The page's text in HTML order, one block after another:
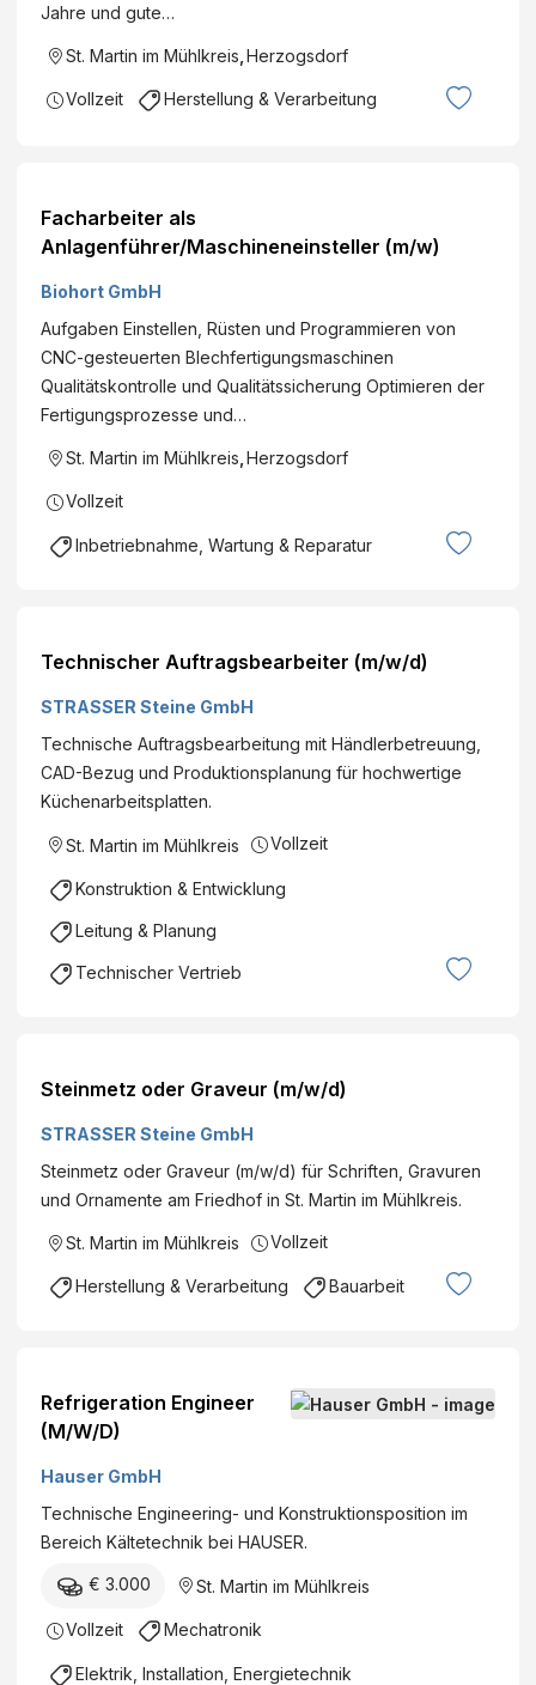
Jahre und gute…
St. Martin im Mühlkreis Herzogsdorf
Vollzeit Herstellung & Verarbeitung
Facharbeiter als
Anlagenführer/Maschineneinsteller (m/w)
Biohort GmbH
Aufgaben Einstellen, Rüsten und Programmieren von
CNC-gesteuerten Blechfertigungsmaschinen
Qualitätskontrolle und Qualitätssicherung Optimieren der
Fertigungsprozesse und…
St. Martin im Mühlkreis Herzogsdorf
Vollzeit
Inbetriebnahme, Wartung & Reparatur
Technischer Auftragsbearbeiter (m/w/d)
STRASSER Steine GmbH
Technische Auftragsbearbeitung mit Händlerbetreuung,
CAD-Bezug und Produktionsplanung für hochwertige
Küchenarbeitsplatten.
St. Martin im Mühlkreis Vollzeit
Konstruktion & Entwicklung
Leitung & Planung
Technischer Vertrieb
Steinmetz oder Graveur (m/w/d)
STRASSER Steine GmbH
Steinmetz oder Graveur (m/w/d) für Schriften, Gravuren
und Ornamente am Friedhof in St. Martin im Mühlkreis.
St. Martin im Mühlkreis Vollzeit
Herstellung & Verarbeitung Bauarbeit
Refrigeration Engineer
(M/W/D)
Hauser GmbH
Technische Engineering- und Konstruktionsposition im
Bereich Kältetechnik bei HAUSER.
€ 3.000 St. Martin im Mühlkreis
Vollzeit Mechatronik
Elektrik, Installation, Energietechnik